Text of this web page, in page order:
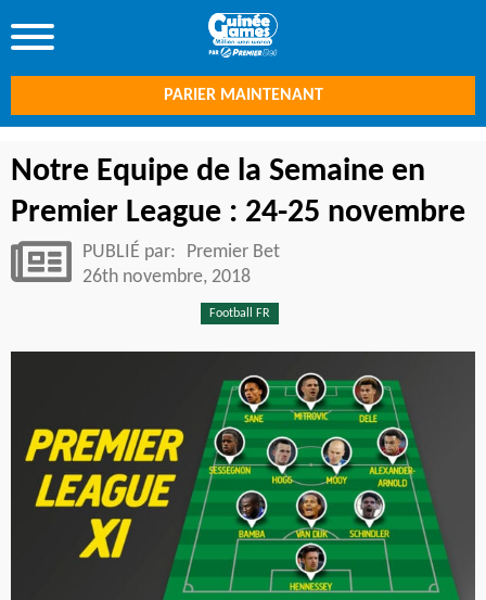
PARIER MAINTENANT
Notre Equipe de la Semaine en
Premier League : 24-25 novembre
PUBLIÉ par:
Premier Bet
26th novembre, 2018
Football FR